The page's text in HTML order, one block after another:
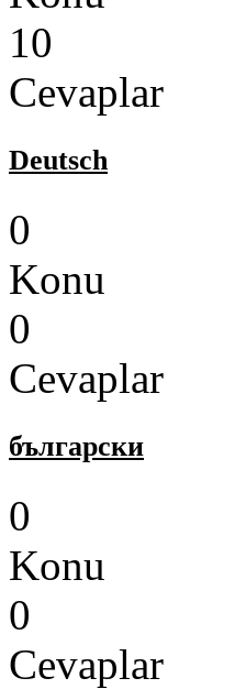
10
Cevaplar
Deutsch
0
Konu
0
Cevaplar
български
0
Konu
0
Cevaplar